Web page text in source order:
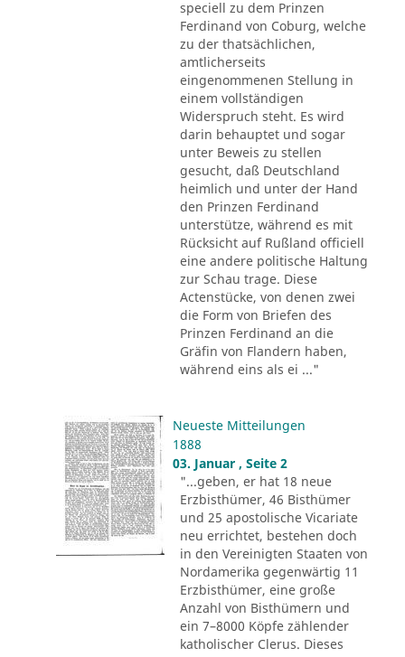
speciell zu dem Prinzen
Ferdinand von Coburg, welche
zu der thatsächlichen,
amtlicherseits
eingenommenen Stellung in
einem vollständigen
Widerspruch steht. Es wird
darin behauptet und sogar
unter Beweis zu stellen
gesucht, daß Deutschland
heimlich und unter der Hand
den Prinzen Ferdinand
unterstütze, während es mit
Rücksicht auf Rußland officiell
eine andere politische Haltung
zur Schau trage. Diese
Actenstücke, von denen zwei
die Form von Briefen des
Prinzen Ferdinand an die
Gräfin von Flandern haben,
während eins als ei ..."
Neueste Mitteilungen
1888
03. Januar , Seite 2
"...geben, er hat 18 neue
Erzbisthümer, 46 Bisthümer
und 25 apostolische Vicariate
neu errichtet, bestehen doch
in den Vereinigten Staaten von
Nordamerika gegenwärtig 11
Erzbisthümer, eine große
Anzahl von Bisthümern und
ein 7–8000 Köpfe zählender
katholischer Clerus. Dieses